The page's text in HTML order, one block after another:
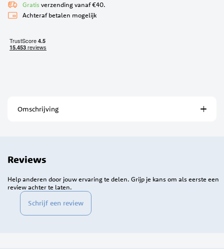
afbeeldingen-
gallerij
Gratis verzending vanaf €40.
Achteraf betalen mogelijk
Omschrijving
Reviews
Schrijf een review
Help anderen door jouw ervaring te delen. Grijp je kans om als eerste een
review achter te laten.